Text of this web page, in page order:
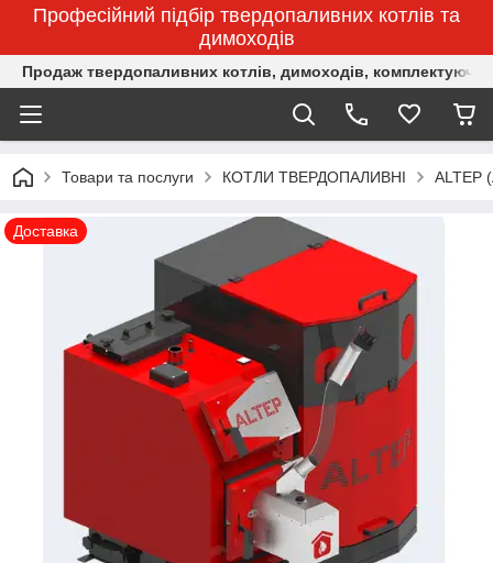
Професійний підбір твердопаливних котлів та
димоходів
Продаж твердопаливних котлів, димоходів,
Товари та послуги КОТЛИ ТВЕРДОПАЛИВНІ ALTEP
Доставка